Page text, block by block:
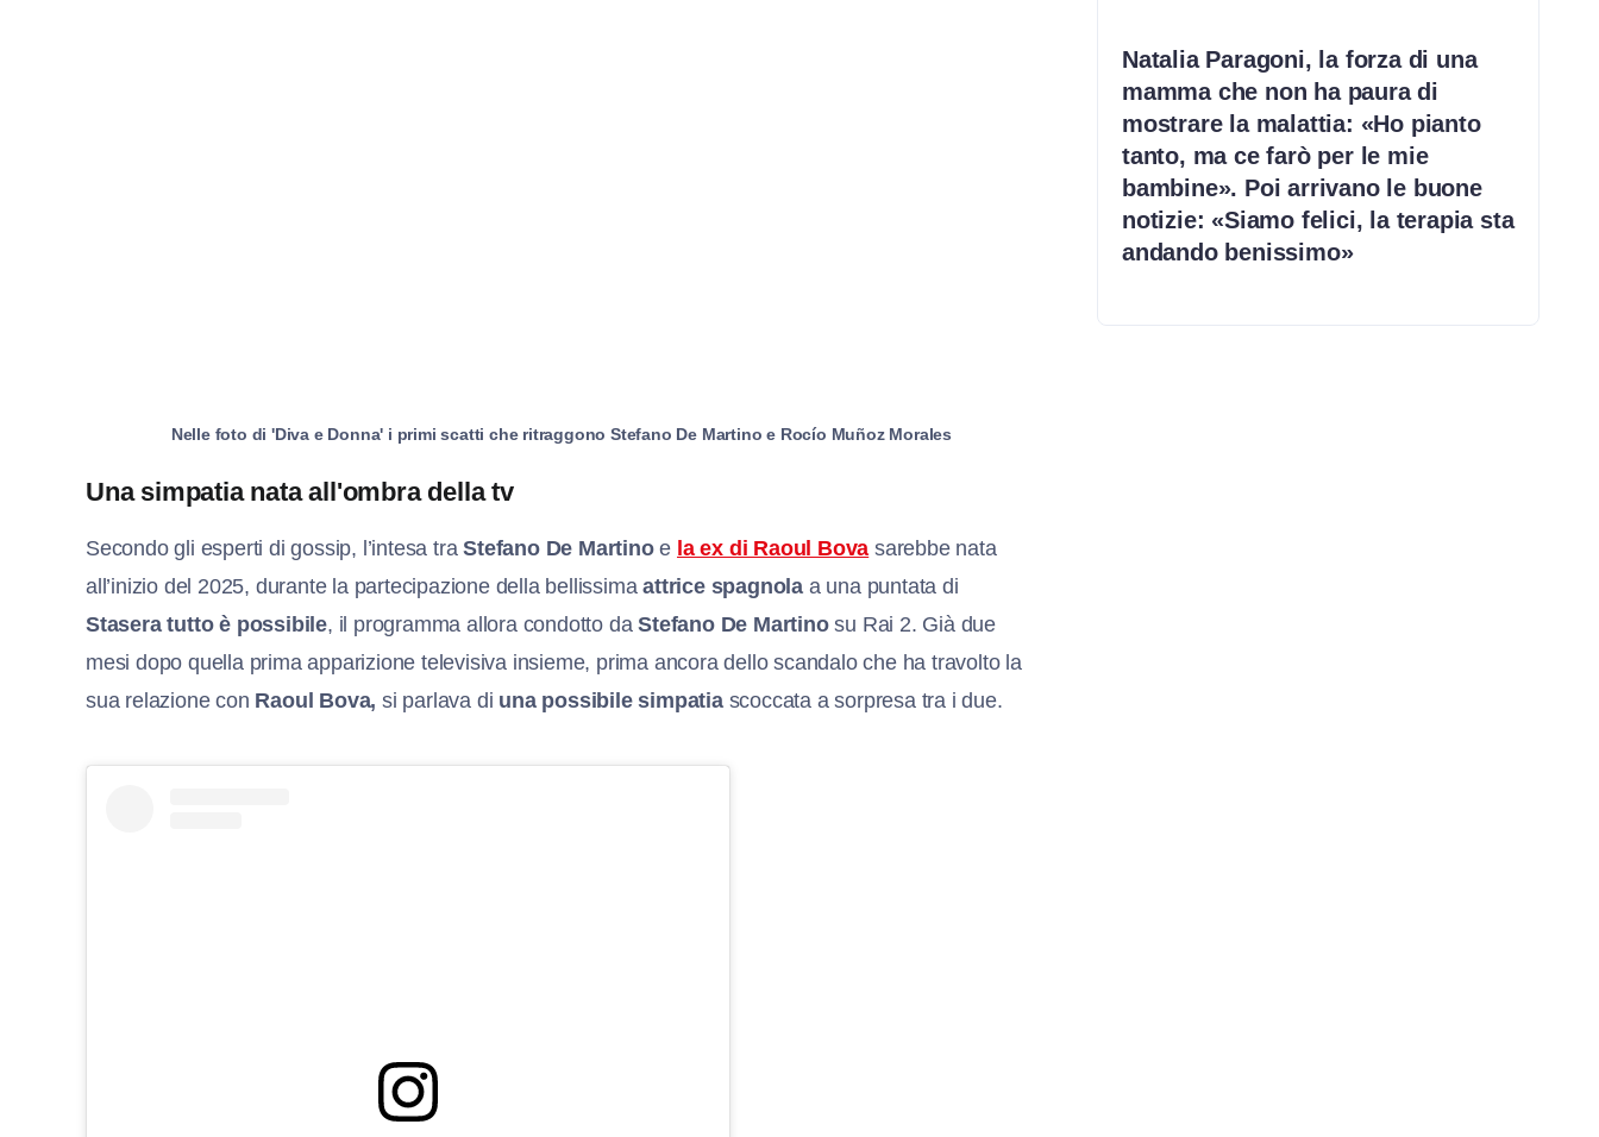
Nelle foto di 'Diva e Donna' i primi scatti che ritraggono Stefano De Martino e Rocío Muñoz Morales
Una simpatia nata all'ombra della tv
Secondo gli esperti di gossip, l’intesa traStefano De Martinoe la ex di Raoul Bova sarebbe nata
all’inizio del 2025, durante la partecipazione della bellissimaattrice spagnola a una puntata di
Stasera tutto è possibile, il programma allora condotto daStefano De Martinosu Rai 2. Già due
mesi dopo quella prima apparizione televisiva insieme, prima ancora dello scandalo che ha travolto la
sua relazione con Raoul Bova, si parlava di una possibile simpatiascoccata a sorpresa tra i due.
Natalia Paragoni, la forza di una
mamma che non ha paura di
mostrare la malattia: «Ho pianto
tanto, ma ce farò per le mie
bambine». Poi arrivano le buone
notizie: «Siamo felici, la terapia sta
andando benissimo»